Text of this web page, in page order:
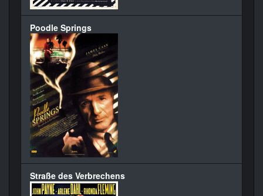
Poodle Springs
Straße des Verbrechens